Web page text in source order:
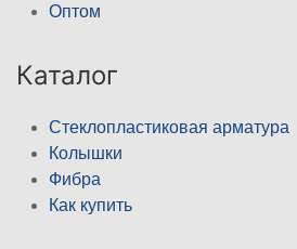
Оптом
Каталог
Стеклопластиковая арматура
Колышки
Фибра
Как купить